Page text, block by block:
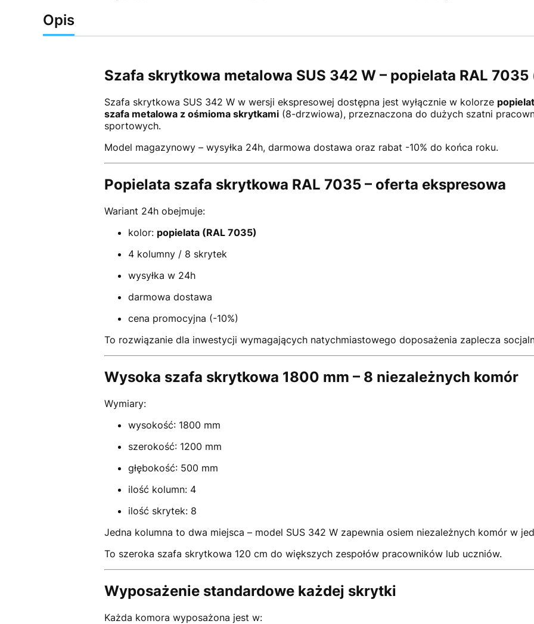
Opis
Szafa skrytkowa metalowa SUS 342 W – popielata RAL 7035
Szafa skrytkowa SUS 342 W w wersji ekspresowej dostępna jest wyłącznie w kolorze
szafa metalowa z ośmioma skrytkami(8-drzwiowa), przeznaczona do dużych szatni
sportowych.
Model magazynowy – wysyłka 24h, darmowa dostawa oraz rabat -10% do końca roku.
Popielata szafa skrytkowa RAL 7035 – oferta ekspresowa
Wariant 24h obejmuje:
kolor: popielata (RAL 7035)
4 kolumny / 8 skrytek
wysyłka w 24h
darmowa dostawa
cena promocyjna (-10%)
To rozwiązanie dla inwestycji wymagających natychmiastowego doposażenia zaplecza
Wysoka szafa skrytkowa 1800 mm – 8 niezależnych komór
Wymiary:
wysokość: 1800 mm
szerokość: 1200 mm
głębokość: 500 mm
ilość kolumn: 4
ilość skrytek: 8
Jedna kolumna to dwa miejsca – model SUS 342 W zapewnia osiem niezależnych komór w
To szeroka szafa skrytkowa 120 cm do większych zespołów pracowników lub uczniów.
Wyposażenie standardowe każdej skrytki
Każda komora wyposażona jest w: